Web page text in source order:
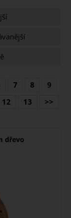
7 8
9
12 13 >>
dřevo